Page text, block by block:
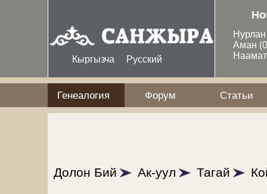
Кыргызча Русский
Аман
Генеалогия Форум Статьи
Долон Бий Ак-уул Тагай